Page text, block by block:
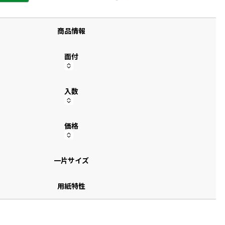
商品情報
面付
入数
価格
一片サイズ
用紙特性